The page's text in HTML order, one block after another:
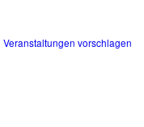
Veranstaltungen vorschlagen